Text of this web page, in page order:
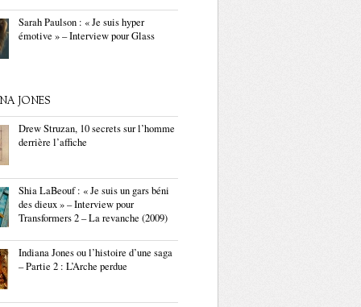
Sarah Paulson : « Je suis hyper
émotive » – Interview pour Glass
JONES
Drew Struzan, 10 secrets sur l’homme
derrière l’affiche
Shia LaBeouf : « Je suis un gars béni
des dieux » – Interview pour
Transformers 2 – La revanche (2009)
Indiana Jones ou l’histoire d’une saga
– Partie 2 : L’Arche perdue